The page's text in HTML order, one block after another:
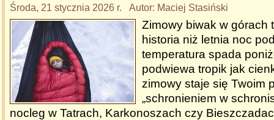
Środa, 21 stycznia 2026 r. Autor: Maciej Stasiński
Zimowy biwak w górach
historia niż letnia noc
temperatura spada
podwiewa tropik jak
zimowy staje się Twoim
„schronieniem w
nocleg w Tatrach, Karkonoszach czy